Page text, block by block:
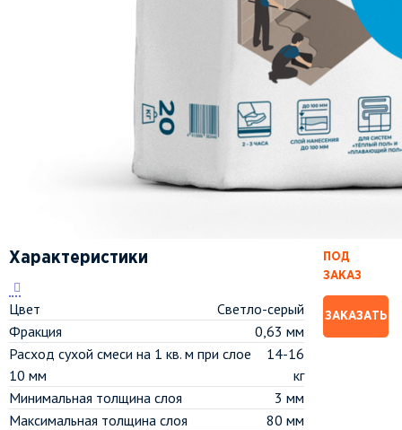
Характеристики
Цвет
Светло-серый
Фракция
0,63 мм
Расход сухой смеси на 1 кв. м при слое
10 мм
14-16
кг
Минимальная толщина слоя
3 мм
Максимальная толщина слоя
80 мм
ПОД
ЗАКАЗ
ЗАКАЗАТЬ